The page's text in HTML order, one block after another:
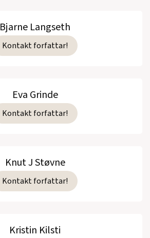
Bjarne Langseth
Kontakt forfattar!
Eva Grinde
Kontakt forfattar!
Knut J Støvne
Kontakt forfattar!
Kristin Kilsti